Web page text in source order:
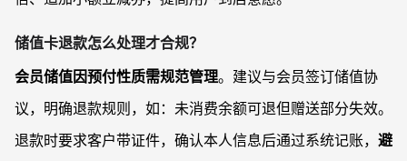
储值卡退款怎么处理才合规？
会员储值因预付性质需规范管理。建议与会员签订储值协
议，明确退款规则，如：未消费余额可退但赠送部分失效。
退款时要求客户带证件，确认本人信息后通过系统记账， 避